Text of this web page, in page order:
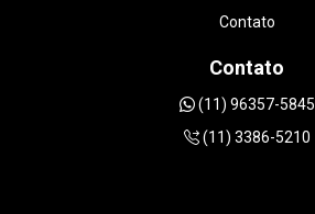
Contato
Contato
(11) 96357-5845
(11) 3386-5210